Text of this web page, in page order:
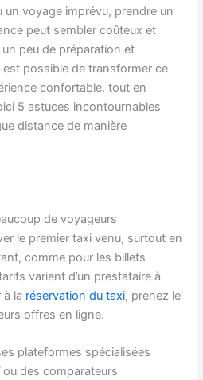
voyage imprévu, prendre un
peut sembler coûteux et
peu de préparation et
possible de transformer ce
confortable, tout en
5 astuces incontournables
distance de manière
de voyageurs
le premier taxi venu, surtout en
comme pour les billets
varient d’un prestataire à
à la réservation du taxi, prenez le
offres en ligne.
plateformes spécialisées
ou des comparateurs